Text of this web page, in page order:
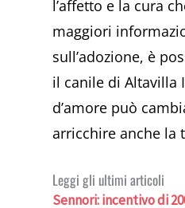
l’affetto e la cura
maggiori
sull’adozione, è
il canile di Altavilla
d’amore può
arricchire anche la
Leggi gli ultimi articoli
Sennori: incentivo di